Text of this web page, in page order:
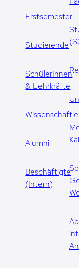
Erstsemester
Studierende
SchülerInnen
& Lehrkräfte
Alumni
Beschäftigte
(Intern)